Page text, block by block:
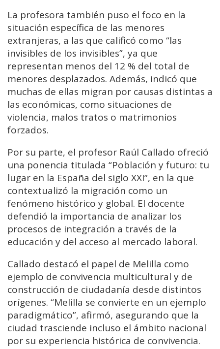
La profesora también puso el foco en la
situación específica de las menores
extranjeras, a las que calificó como “las
invisibles de los invisibles”, ya que
representan menos del 12 % del total de
menores desplazados. Además, indicó que
muchas de ellas migran por causas distintas a
las económicas, como situaciones de
violencia, malos tratos o matrimonios
forzados.
Por su parte, el profesor Raúl Callado ofreció
una ponencia titulada “Población y futuro: tu
lugar en la España del siglo XXI”, en la que
contextualizó la migración como un
fenómeno histórico y global. El docente
defendió la importancia de analizar los
procesos de integración a través de la
educación y del acceso al mercado laboral.
Callado destacó el papel de Melilla como
ejemplo de convivencia multicultural y de
construcción de ciudadanía desde distintos
orígenes. “Melilla se convierte en un ejemplo
paradigmático”, afirmó, asegurando que la
ciudad trasciende incluso el ámbito nacional
por su experiencia histórica de convivencia.